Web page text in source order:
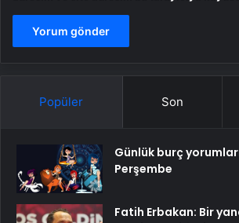
Popüler Son
Günlük burç
Perşembe
Fatih Erbakan: Bir